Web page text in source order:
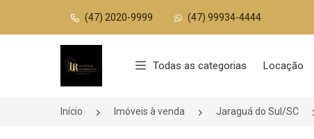
(47) 2020-9999 (47) 99934-4444
Página inicial
Todas as categorias Locação
Início Imóveis à venda Jaraguá do Sul/SC